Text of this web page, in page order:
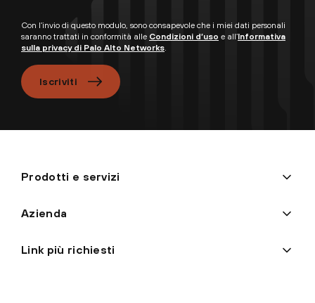
Con l’invio di questo modulo, sono consapevole che i miei dati personali
saranno trattati in conformità alle Condizioni d’uso e all’Informativa
sulla privacy di Palo Alto Networks.
Iscriviti
Prodotti e servizi
Azienda
Link più richiesti